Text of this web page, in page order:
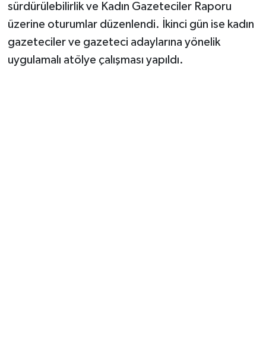
sürdürülebilirlik ve Kadın Gazeteciler Raporu
üzerine oturumlar düzenlendi. İkinci gün ise kadın
gazeteciler ve gazeteci adaylarına yönelik
uygulamalı atölye çalışması yapıldı.